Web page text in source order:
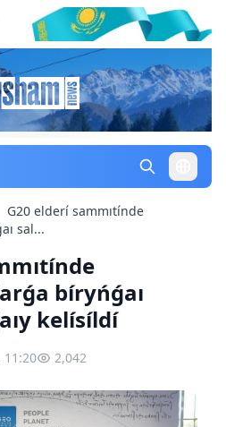
G20 elderí sammıtínde
sal...
bíryńǵaı
kelísíldí
11:20 2,042